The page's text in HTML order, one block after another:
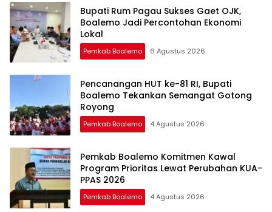
Bupati Rum Pagau Sukses Gaet OJK,
Boalemo Jadi Percontohan Ekonomi
Lokal
Pemkab Boalemo 6 Agustus 2026
Pencanangan HUT ke-81 RI, Bupati
Boalemo Tekankan Semangat Gotong
Royong
Pemkab Boalemo 4 Agustus 2026
Pemkab Boalemo Komitmen Kawal
Program Prioritas Lewat Perubahan KUA-
PPAS 2026
Pemkab Boalemo 4 Agustus 2026